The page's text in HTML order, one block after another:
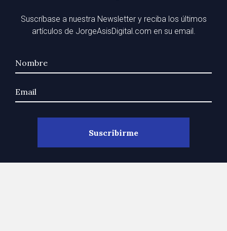
Suscríbase a nuestra Newsletter y reciba los últimos
artículos de JorgeAsisDigital.com en su email.